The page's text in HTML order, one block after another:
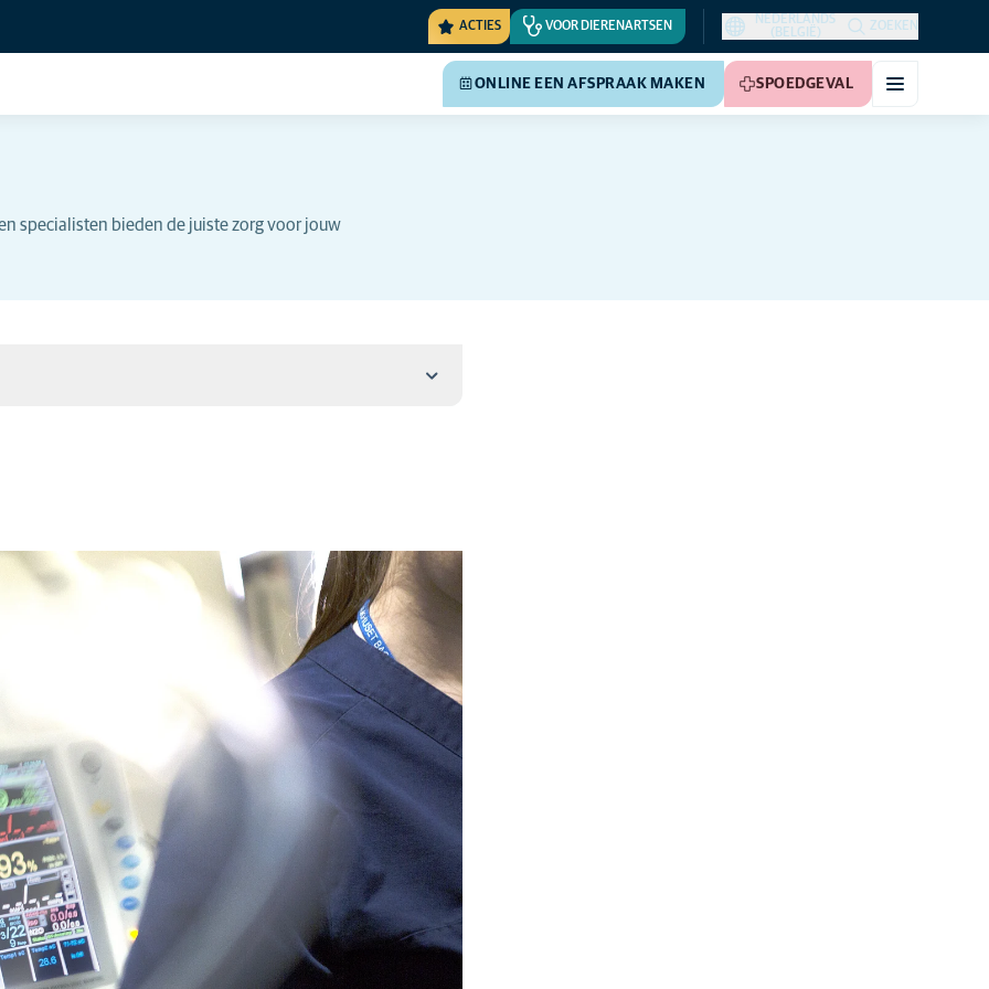
ACTIES VOOR DIERENARTSEN
NEDERLANDS
(BELGIË)
ZOEKEN
ONLINE EEN AFSPRAAK MAKEN SPOEDGEVAL
specialisten bieden de juiste zorg voor jouw